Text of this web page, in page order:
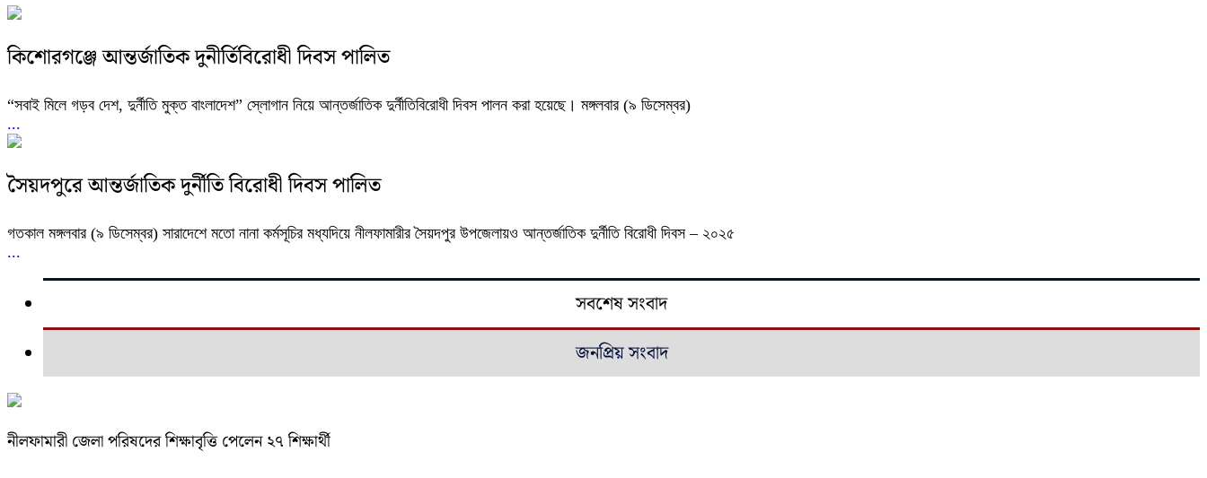
কিশোরগঞ্জে আন্তর্জাতিক দুনীর্তিবিরোধী দিবস পালিত
“সবাই মিলে গড়ব দেশ, দুর্নীতি মুক্ত বাংলাদেশ” স্লোগান নিয়ে আন্তর্জাতিক দুর্নীতিবিরোধী দিবস পালন করা হয়েছে। মঙ্গলবার (৯ ডিসেম্বর)
...
সৈয়দপুরে আন্তর্জাতিক দুর্নীতি বিরোধী দিবস পালিত
গতকাল মঙ্গলবার (৯ ডিসেম্বর) সারাদেশে মতো নানা কর্মসূচির মধ্যদিয়ে নীলফামারীর সৈয়দপুর উপজেলায়ও আন্তর্জাতিক দুর্নীতি বিরোধী দিবস – ২০২৫
...
সবশেষ সংবাদ
জনপ্রিয় সংবাদ
নীলফামারী জেলা পরিষদের শিক্ষাবৃত্তি পেলেন ২৭ শিক্ষার্থী